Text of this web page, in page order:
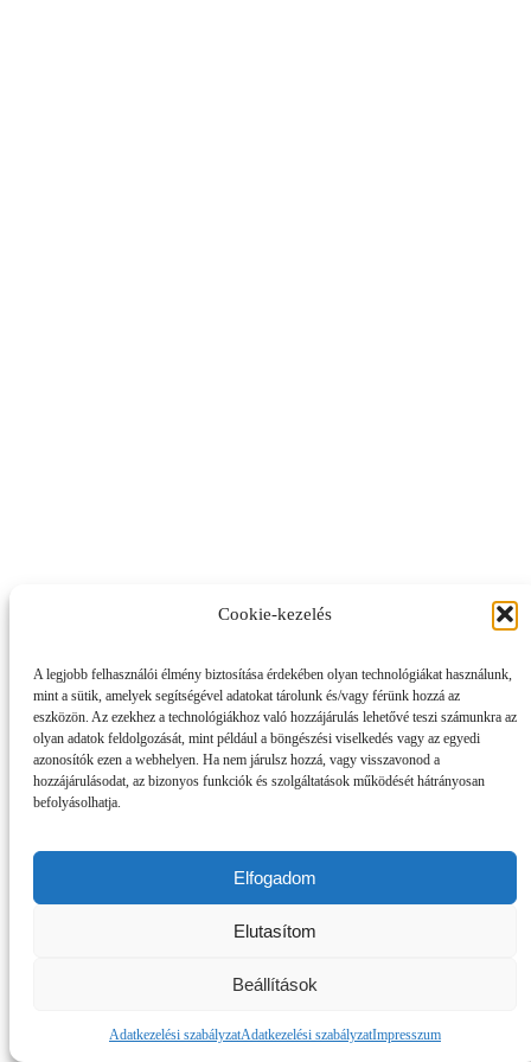
Cookie-kezelés
A legjobb felhasználói élmény biztosítása érdekében olyan technológiákat használunk,
mint a sütik, amelyek segítségével adatokat tárolunk és/vagy férünk hozzá az
eszközön. Az ezekhez a technológiákhoz való hozzájárulás lehetővé teszi számunkra az
olyan adatok feldolgozását, mint például a böngészési viselkedés vagy az egyedi
azonosítók ezen a webhelyen. Ha nem járulsz hozzá, vagy visszavonod a
hozzájárulásodat, az bizonyos funkciók és szolgáltatások működését hátrányosan
befolyásolhatja.
Elfogadom
Elutasítom
Beállítások
Adatkezelési szabályzatAdatkezelési szabályzatImpresszum